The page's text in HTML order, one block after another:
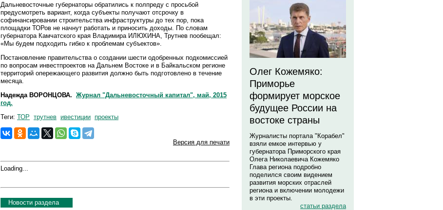
Дальневосточные губернаторы обратились к полпреду с просьбой
предусмотреть вариант, когда субъекты получают отсрочку в
софинансировании строительства инфраструктуры до тех пор, пока
площадки ТОРов не начнут работать и приносить доходы. По словам
губернатора Камчатского края Владимира ИЛЮХИНА, Трутнев пообещал:
«Мы будем подходить гибко к проблемам субъектов».
Постановление правительства о создании шести одобренных подкомиссией
по вопросам инвестпроектов на Дальнем Востоке и в Байкальском регионе
территорий опережающего развития должно быть подготовлено в течение
месяца.
Надежда ВОРОНЦОВА. Журнал "Дальневосточный капитал", май, 2015
год.
Теги: ТОР трутнев ивестиции проекты
Версия для печати
Loading...
Новости раздела
Олег Кожемяко:
Приморье
формирует морское
будущее России на
востоке страны
Журналисты портала "Корабел"
взяли емкое интервью у
губернатора Приморского края
Олега Николаевича Кожемяко
Глава региона подробно
поделился своим видением
развития морских отраслей
региона и включении молодежи
в эти проекты.
статьи раздела